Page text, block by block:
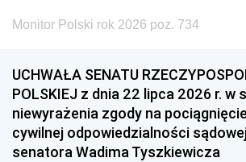
Monitor Polski rok 2026 poz. 734
UCHWAŁA SENATU
POLSKIEJ z dnia 22 lipca 2026 r. w
niewyrażenia zgody na
cywilnej odpowiedzialności
senatora Wadima Tyszkiewicza